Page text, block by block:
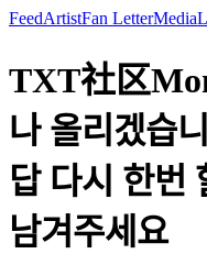
FeedArtistFan LetterMedia
TXT社区
나 올리겠습
답 다시 한번
남겨주세요